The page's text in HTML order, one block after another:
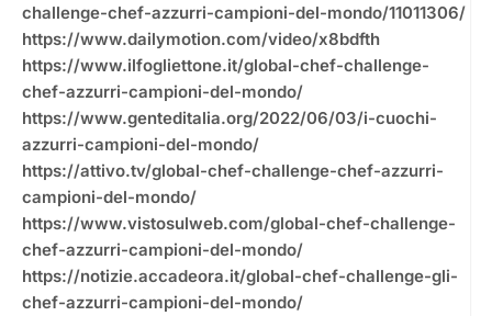
challenge-chef-azzurri-campioni-del-mondo/11011306/
https://www.dailymotion.com/video/x8bdfth
https://www.ilfogliettone.it/global-chef-challenge-
chef-azzurri-campioni-del-mondo/
https://www.genteditalia.org/2022/06/03/i-cuochi-
azzurri-campioni-del-mondo/
https://attivo.tv/global-chef-challenge-chef-azzurri-
campioni-del-mondo/
https://www.vistosulweb.com/global-chef-challenge-
chef-azzurri-campioni-del-mondo/
https://notizie.accadeora.it/global-chef-challenge-gli-
chef-azzurri-campioni-del-mondo/